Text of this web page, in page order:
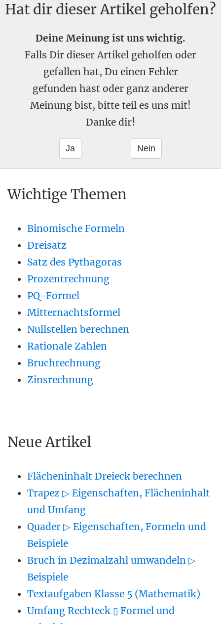
Hat dir dieser Artikel geholfen?
Deine Meinung ist uns wichtig.
Falls Dir dieser Artikel geholfen oder
gefallen hat, Du einen Fehler
gefunden hast oder ganz anderer
Meinung bist, bitte teil es uns mit!
Danke dir!
Wichtige Themen
Binomische Formeln
Dreisatz
Satz des Pythagoras
Prozentrechnung
PQ-Formel
Mitternachtsformel
Nullstellen berechnen
Rationale Zahlen
Bruchrechnung
Zinsrechnung
Neue Artikel
Flächeninhalt Dreieck berechnen
Trapez ▷ Eigenschaften, Flächeninhalt
und Umfang
Quader ▷ Eigenschaften, Formeln und
Beispiele
Bruch in Dezimalzahl umwandeln ▷
Beispiele
Textaufgaben Klasse 5 (Mathematik)
Umfang Rechteck ▯ Formel und